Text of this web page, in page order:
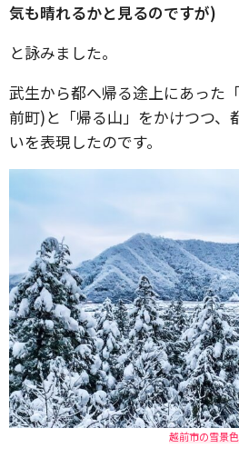
気も晴れるかと見るのですが)
と詠みました。
武生から都へ帰る途上にあった
前町)と「帰る山」をかけつつ、
いを表現したのです。
越前市の雪景色